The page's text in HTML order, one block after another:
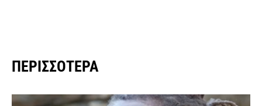
ΠΕΡΙΣΣΌΤΕΡΑ